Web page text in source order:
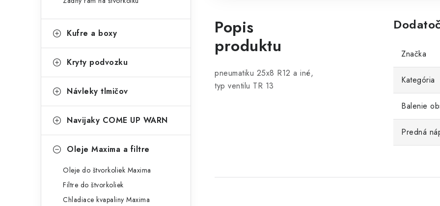
Kufre a boxy
Kryty podvozku
Návleky tlmičov
Navijaky COME UP WARN
Oleje Maxima a filtre
Oleje do štvorkoliek Maxima
Filtre do štvorkoliek
Chladiace kvapaliny Maxima
Popis
produktu
pneumatiku 25x8 R12 a iné,
typ ventilu TR 13
Značka
Kategória
Balenie
Predná